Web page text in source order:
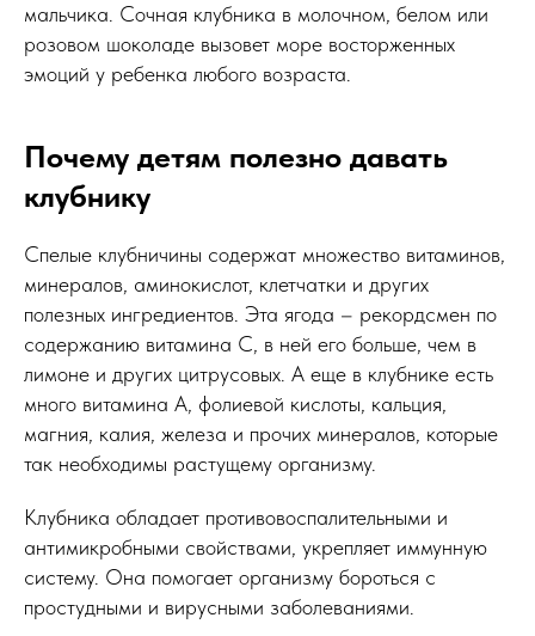
мальчика. Сочная клубника в молочном, белом или
розовом шоколаде вызовет море восторженных
эмоций у ребенка любого возраста.
Почему детям полезно давать
клубнику
Спелые клубничины содержат множество витаминов,
минералов, аминокислот, клетчатки и других
полезных ингредиентов. Эта ягода – рекордсмен по
содержанию витамина С, в ней его больше, чем в
лимоне и других цитрусовых. А еще в клубнике есть
много витамина А, фолиевой кислоты, кальция,
магния, калия, железа и прочих минералов, которые
так необходимы растущему организму.
Клубника обладает противовоспалительными и
антимикробными свойствами, укрепляет иммунную
систему. Она помогает организму бороться с
простудными и вирусными заболеваниями.